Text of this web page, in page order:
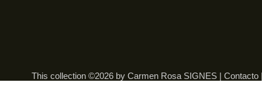
This collection ©2026 by Carmen Rosa SIGNES |Contacto